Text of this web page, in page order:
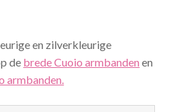
en zilverkleurige
de brede Cuoio armbanden en
armbanden.